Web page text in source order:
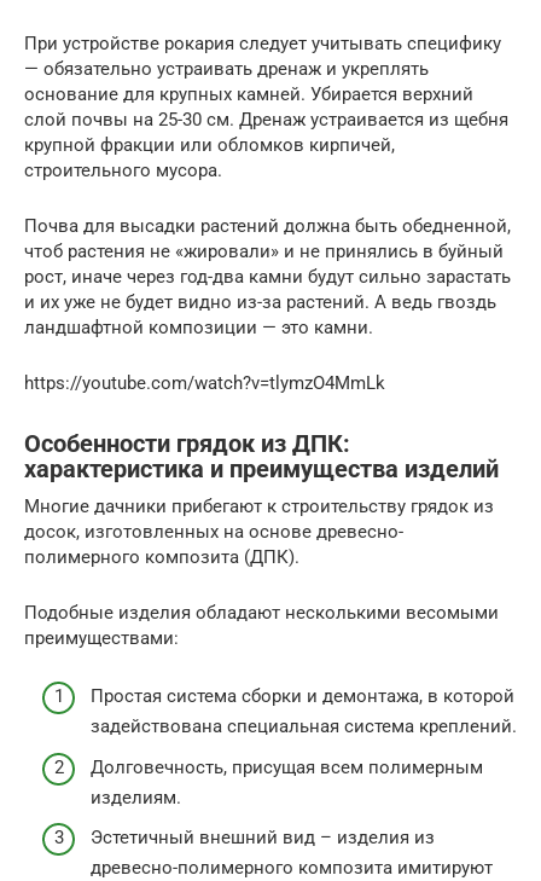
При устройстве рокария следует учитывать специфику
— обязательно устраивать дренаж и укреплять
основание для крупных камней. Убирается верхний
слой почвы на 25-30 см. Дренаж устраивается из щебня
крупной фракции или обломков кирпичей,
строительного мусора.
Почва для высадки растений должна быть обедненной,
чтоб растения не «жировали» и не принялись в буйный
рост, иначе через год-два камни будут сильно зарастать
и их уже не будет видно из-за растений. А ведь гвоздь
ландшафтной композиции — это камни.
https://youtube.com/watch?v=tlymzO4MmLk
Особенности грядок из ДПК:
характеристика и преимущества изделий
Многие дачники прибегают к строительству грядок из
досок, изготовленных на основе древесно-
полимерного композита (ДПК).
Подобные изделия обладают несколькими весомыми
преимуществами:
Простая система сборки и демонтажа, в которой
задействована специальная система креплений.
Долговечность, присущая всем полимерным
изделиям.
Эстетичный внешний вид – изделия из
древесно-полимерного композита имитируют